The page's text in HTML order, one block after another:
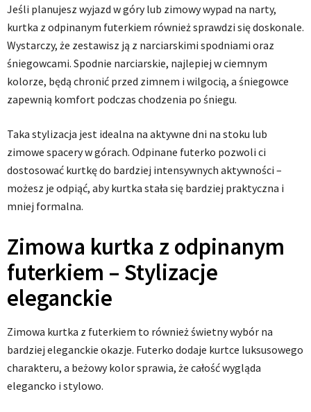
Jeśli planujesz wyjazd w góry lub zimowy wypad na narty,
kurtka z odpinanym futerkiem również sprawdzi się doskonale.
Wystarczy, że zestawisz ją z narciarskimi spodniami oraz
śniegowcami. Spodnie narciarskie, najlepiej w ciemnym
kolorze, będą chronić przed zimnem i wilgocią, a śniegowce
zapewnią komfort podczas chodzenia po śniegu.
Taka stylizacja jest idealna na aktywne dni na stoku lub
zimowe spacery w górach. Odpinane futerko pozwoli ci
dostosować kurtkę do bardziej intensywnych aktywności –
możesz je odpiąć, aby kurtka stała się bardziej praktyczna i
mniej formalna.
Zimowa kurtka z odpinanym
futerkiem – Stylizacje
eleganckie
Zimowa kurtka z futerkiem to również świetny wybór na
bardziej eleganckie okazje. Futerko dodaje kurtce luksusowego
charakteru, a beżowy kolor sprawia, że całość wygląda
elegancko i stylowo.